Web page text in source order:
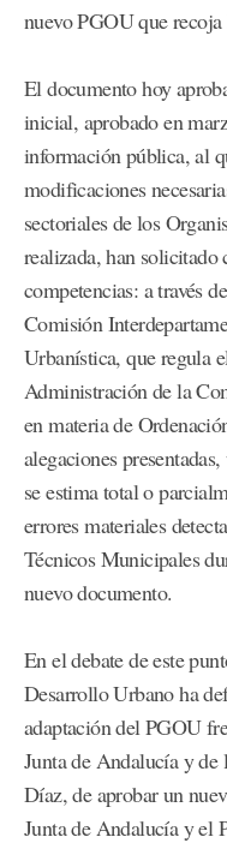
nuevo PGOU que recoja
El documento hoy
inicial, aprobado en
información pública, al
modificaciones
sectoriales de los
realizada, han solicitado
competencias: a través
Comisión
Urbanística, que regula
Administración de la
en materia de
alegaciones
se estima total o
errores materiales
Técnicos Municipales
nuevo documento.
En el debate de este
Desarrollo Urbano ha
adaptación del PGOU
Junta de Andalucía y de
Díaz, de aprobar un
Junta de Andalucía y el